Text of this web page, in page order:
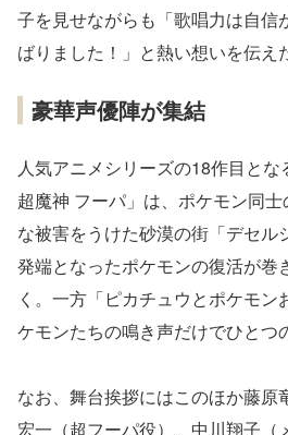
子を見せながらも「歌唱力は自信
ばりました！」と熱い想いを伝え
豪華声優陣が集結
人気アニメシリーズの18作目と
超魔神 フーパ」は、ポケモン同
な被害をうけた砂漠の街「デセル
発端となったポケモンの復活が巻
く。一方「ピカチュウとポケモ
ケモンたちの鳴き声だけでひとつ
なお、舞台挨拶にはこのほか藤原
宏一（超フーパ役）、中川翔子（